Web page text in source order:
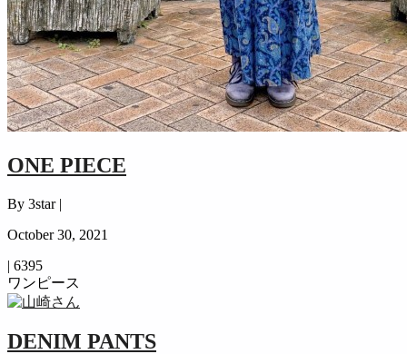
ONE PIECE
By 3star |
October 30, 2021
| 6395
ワンピース
DENIM PANTS